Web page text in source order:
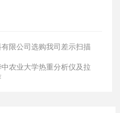
限公司选购我司差示扫描
农业大学热重分析仪及拉